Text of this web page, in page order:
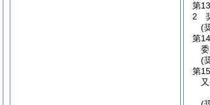
第
2
(
第
(
第